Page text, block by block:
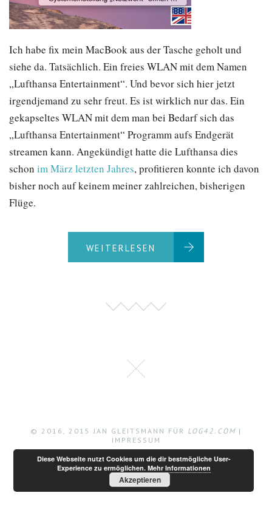
Ich habe fix mein MacBook aus der Tasche geholt und
siehe da. Tatsächlich. Ein freies WLAN mit dem Namen
„Lufthansa Entertainment“. Und bevor sich hier jetzt
irgendjemand zu sehr freut. Es ist wirklich nur das. Ein
gekapseltes WLAN mit dem man bei Bedarf sich das
„Lufthansa Entertainment“ Programm aufs Endgerät
streamen kann. Angekündigt hatte die Lufthansa dies
schon im März letzten Jahres, profitieren konnte ich davon
bisher noch auf keinem meiner zahlreichen, bisherigen
Flüge.
WEITERLESEN
© 2016, 2015 JAN GLEITSMANN FÜR LOG42.COM |
IMPRESSUM
Diese Webseite nutzt Cookies um die dir bestmögliche User-
Experience zu ermöglichen. Mehr Informationen
Akzeptieren